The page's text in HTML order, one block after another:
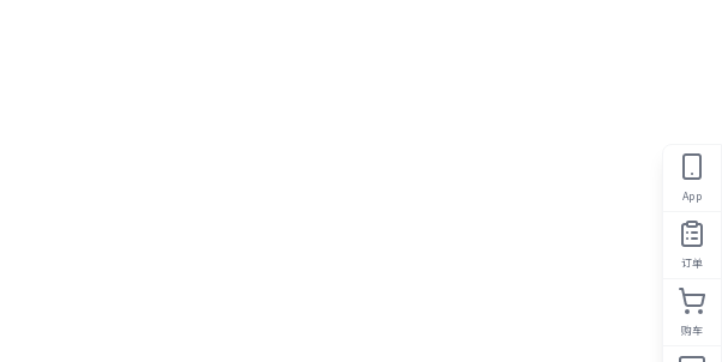
App
订单
购车